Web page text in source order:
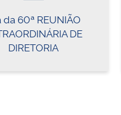
da 60ª REUNIÃO
DE
DIRETORIA